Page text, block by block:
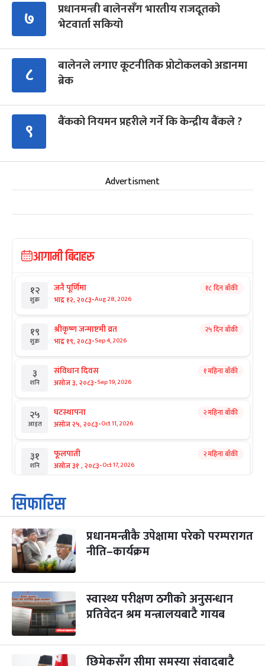
७
प्रधानमन्त्री बालेनसँग भारतीय राजदूतको
भेटवार्ता सकियो
८
बालेनले लगाए कूटनीतिक प्रोटोकलको अडानमा
ब्रेक
९ बैंकको नियमन प्रहरीले गर्ने कि केन्द्रीय बैंकले ?
Advertisment
आगामी बिदाहरु
१२
शुक्र
जनै पूर्णिमा
भाद्र १२, २०८३-Aug 28, 2026
१८ दिन बाँकी
१९
शुक्र
श्रीकृष्ण जन्माष्टमी व्रत
भाद्र १९, २०८३-Sep 4, 2026
२५ दिन बाँकी
३
शनि
संविधान दिवस
असोज ३, २०८३-Sep 19, 2026
१ महिना बाँकी
२५
आइत
घटस्थापना
असोज २५, २०८३-Oct 11, 2026
२ महिना बाँकी
३१
शनि
फूलपाती
असोज ३१ , २०८३-Oct 17, 2026
२ महिना बाँकी
१
आइत
कार्तिक सङ्क्रान्ति
कार्तिक १, २०८३
३
मंगल
महानवमी
कार्तिक ३, २०८३-Oct 20, 2026
२ महिना बाँकी
४
बुध कार्तिक ४, २०८३ Oct 21, 2026
५
बिहि
पापा‌ङ्कुशा एकादशी व्रत
कार्तिक ५, २०८३
२ महिना बाँकी
कुकुर तिहार ३ महिना बाँकी
सिफारिस
प्रधानमन्त्रीकै उपेक्षामा परेको परम्परागत
नीति–कार्यक्रम
स्वास्थ्य परीक्षण ठगीको अनुसन्धान
प्रतिवेदन श्रम मन्त्रालयबाटै गायब
छिमेकसँग सीमा समस्या संवादबाटै